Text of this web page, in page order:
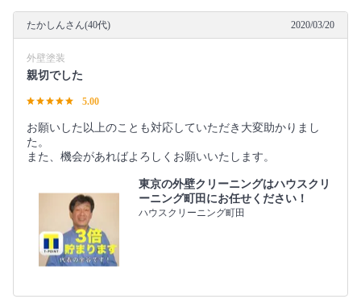
たかしんさん(40代) 2020/03/20
外壁塗装
親切でした
5.00
お願いした以上のことも対応していただき大変助かりまし
た。
また、機会があればよろしくお願いいたします。
東京の外壁クリーニングはハウスクリ
ーニング町田にお任せください！
ハウスクリーニング町田